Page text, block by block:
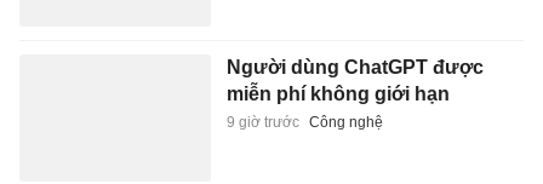
Người dùng ChatGPT được
miễn phí không giới hạn
9 giờ trước Công nghệ